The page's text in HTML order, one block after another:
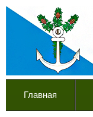
Главная